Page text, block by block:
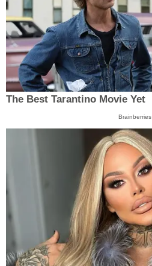
The Best Tarantino Movie Yet
Brainberries